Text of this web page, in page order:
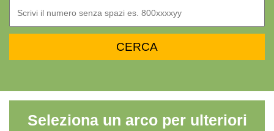
Seleziona un arco per ulteriori